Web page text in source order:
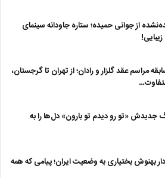
از جوانی حمیده؛ ستاره جاودانه سینمای
مراسم عقد گلزار و رادان؛ از تهران تا گرجستان،
جدیدش «تو رو دیدم تو بارون» دل‌ها را به
بهنوش بختیاری به وضعیت ایران؛ پیامی که همه